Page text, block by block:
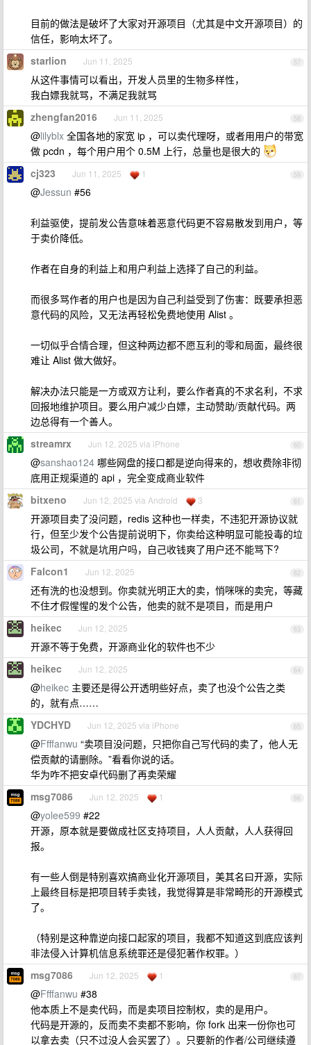
目前的做法是破坏了大家对开源项目（尤其是中文开源项目）的
信任，影响太坏了。
57
starlion Jun 11, 2025
从这件事情可以看出，开发人员里的生物多样性，
我白嫖我就骂，不满足我就骂
58
zhengfan2016 Jun 11, 2025
@lilyblx 全国各地的家宽 ip ，可以卖代理呀，或者用用户的带宽
做 pcdn ，每个用户用个 0.5M 上行，总量也是很大的
59
cj323 Jun 11, 2025 1
@Jessun #56
利益驱使，提前发公告意味着恶意代码更不容易散发到用户，等
于卖价降低。
作者在自身的利益上和用户利益上选择了自己的利益。
而很多骂作者的用户也是因为自己利益受到了伤害：既要承担恶
意代码的风险，又无法再轻松免费地使用 Alist 。
一切似乎合情合理，但这种两边都不愿互利的零和局面，最终很
难让 Alist 做大做好。
解决办法只能是一方或双方让利，要么作者真的不求名利，不求
回报地维护项目。要么用户减少白嫖，主动赞助/贡献代码。两
边总得有一个善人。
60
streamrx Jun 12, 2025 via iPhone
@sanshao124 哪些网盘的接口都是逆向得来的，想收费除非彻
底用正规渠道的 api ，完全变成商业软件
61
bitxeno Jun 12, 2025 via Android 3
开源项目卖了没问题，redis 这种也一样卖，不违犯开源协议就
行，但至少发个公告提前说明下，你卖给这种明显可能投毒的垃
圾公司，不就是坑用户吗，自己收钱爽了用户还不能骂下?
62
Falcon1 Jun 12, 2025
还有洗的也没想到。你卖就光明正大的卖，悄咪咪的卖完，等藏
不住才假惺惺的发个公告，他卖的就不是项目，而是用户
63
heikec Jun 12, 2025
开源不等于免费，开源商业化的软件也不少
64
heikec Jun 12, 2025
@heikec 主要还是得公开透明些好点，卖了也没个公告之类
的，就有点……
65
YDCHYD Jun 12, 2025 via iPhone
@Ffffanwu “卖项目没问题，只把你自己写代码的卖了，他人无
偿贡献的请删除。”看看你说的话。
华为咋不把安卓代码删了再卖荣耀
66
msg7086 Jun 12, 2025 1
@yolee599 #22
开源，原本就是要做成社区支持项目，人人贡献，人人获得回
报。
有一些人倒是特别喜欢搞商业化开源项目，美其名曰开源，实际
上最终目标是把项目转手卖钱，我觉得算是非常畸形的开源模式
了。
（特别是这种靠逆向接口起家的项目，我都不知道这到底应该判
非法侵入计算机信息系统罪还是侵犯著作权罪。）
67
msg7086 Jun 12, 2025 1
@Ffffanwu #38
他本质上不是卖代码，而是卖项目控制权，卖的是用户。
代码是开源的，反而卖不卖都不影响，你 fork 出来一份你也可
以拿去卖（只不过没人会买罢了）。只要新的作者/公司继续遵